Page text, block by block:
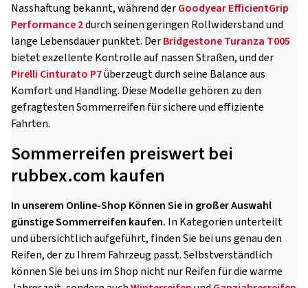
Nasshaftung bekannt, während derGoodyear EfficientGrip
Performance 2durch seinen geringen Rollwiderstand und
lange Lebensdauer punktet. DerBridgestone Turanza T005
bietet exzellente Kontrolle auf nassen Straßen, und der
Pirelli Cinturato P7überzeugt durch seine Balance aus
Komfort und Handling. Diese Modelle gehören zu den
gefragtesten Sommerreifen für sichere und effiziente
Fahrten.
Sommerreifen preiswert bei
rubbex.com kaufen
In unserem Online-Shop Können Sie in großer Auswahl
günstige Sommerreifen kaufen. In Kategorien unterteilt
und übersichtlich aufgeführt, finden Sie bei uns genau den
Reifen, der zu Ihrem Fahrzeug passt. Selbstverständlich
können Sie bei uns im Shop nicht nur Reifen für die warme